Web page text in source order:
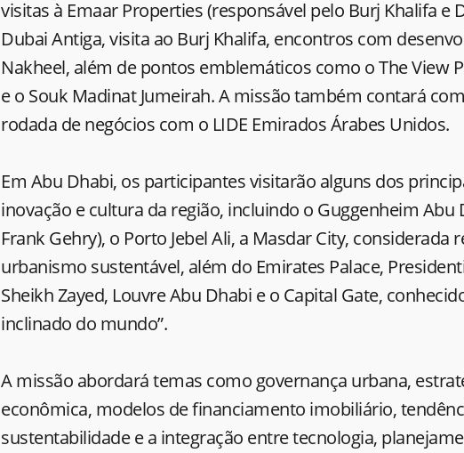
visitas à Emaar Properties (responsável pelo Burj Khalifa e
Dubai Antiga, visita ao Burj Khalifa, encontros com
Nakheel, além de pontos emblemáticos como o The View
e o Souk Madinat Jumeirah. A missão também contará
rodada de negócios com o LIDE Emirados Árabes Unidos.
Em Abu Dhabi, os participantes visitarão alguns dos
inovação e cultura da região, incluindo o Guggenheim Abu
Frank Gehry), o Porto Jebel Ali, a Masdar City, considerada
urbanismo sustentável, além do Emirates Palace,
Sheikh Zayed, Louvre Abu Dhabi e o Capital Gate,
inclinado do mundo”.
A missão abordará temas como governança urbana,
econômica, modelos de financiamento imobiliário,
sustentabilidade e a integração entre tecnologia,